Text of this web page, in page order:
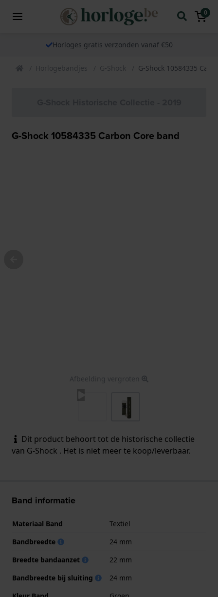
0
Horloges gratis verzonden vanaf €50
Horlogebandjes G-Shock G-Shock 10584335
G-Shock 10584335 Carbon Core band
Afbeelding vergroten
Dit product behoort tot de historische collectie
van G-Shock . Het is niet meer te koop/leverbaar.
Band informatie
Materiaal Band
Textiel
Bandbreedte
24 mm
Breedte bandaanzet
22 mm
Bandbreedte bij sluiting
24 mm